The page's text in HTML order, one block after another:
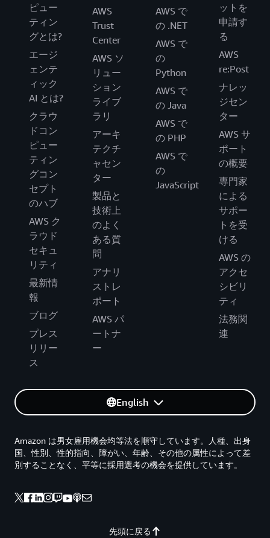
ピュー
ティン
グとは?
エージ
ェンテ
ィック
AI とは?
クラウ
ドコン
ピュー
ティン
グコン
セプト
のハブ
AWS ク
ラウド
セキュ
リティ
最新情
報
ブログ
プレス
リリー
ス
AWS
Trust
Center
AWS ソ
リュー
ション
ライブ
ラリ
アーキ
テクチ
ャセン
ター
製品と
技術上
のよく
ある質
問
アナリ
ストレ
ポート
AWS パ
ートナ
ー
AWS で
の .NET
AWS で
の
Python
AWS で
の Java
AWS で
の PHP
AWS で
の
JavaScript
ットを
申請す
る
AWS
re:Post
ナレッ
ジセン
ター
AWS サ
ポート
の概要
専門家
による
サポー
トを受
ける
AWS の
アクセ
シビリ
ティ
法務関
連
English
先頭に戻る
Amazon は男女雇用機会均等法を順守しています。人種、出身
国、性別、性的指向、障がい、年齢、その他の属性によって差
別することなく、平等に採用選考の機会を提供しています。